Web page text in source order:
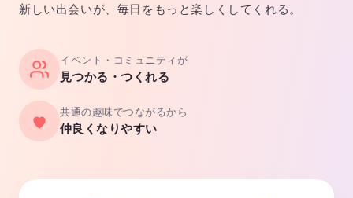
新しい出会いが、毎日をもっと楽しくしてくれる。
イベント・コミュニティが
見つかる・つくれる
共通の趣味でつながるから
仲良くなりやすい